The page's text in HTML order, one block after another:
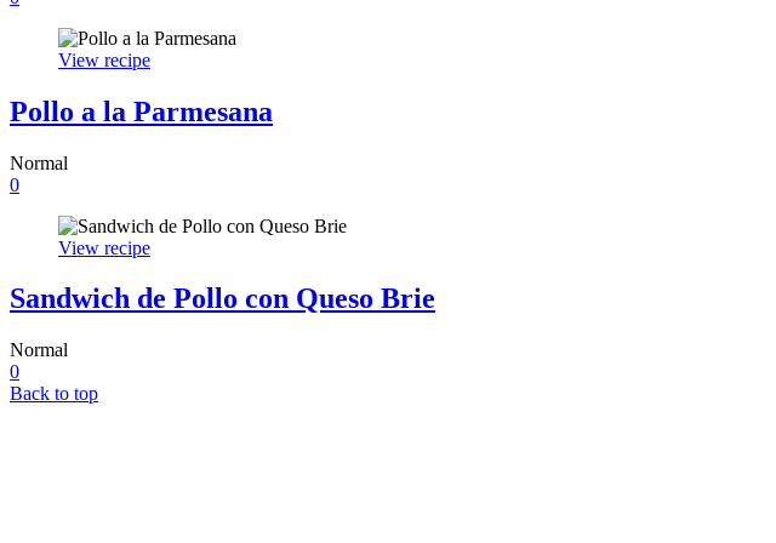
View recipe
Pollo a la Parmesana
Normal
0
View recipe
Sandwich de Pollo con Queso Brie
Normal
0
Back to top